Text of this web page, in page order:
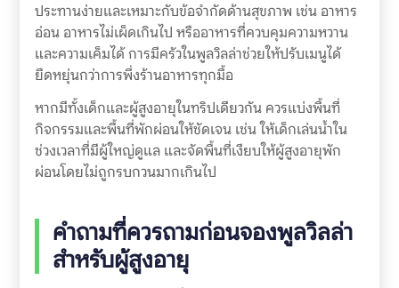
ประทานง่ายและเหมาะกับข้อจำกัดด้านสุขภาพ เช่น อาหาร
อ่อน อาหารไม่เผ็ดเกินไป หรืออาหารที่ควบคุมความหวาน
และความเค็มได้ การมีครัวในพูลวิลล่าช่วยให้ปรับเมนูได้
ยืดหยุ่นกว่าการพึ่งร้านอาหารทุกมื้อ
หากมีทั้งเด็กและผู้สูงอายุในทริปเดียวกัน ควรแบ่งพื้นที่
กิจกรรมและพื้นที่พักผ่อนให้ชัดเจน เช่น ให้เด็กเล่นน้ำใน
ช่วงเวลาที่มีผู้ใหญ่ดูแล และจัดพื้นที่เงียบให้ผู้สูงอายุพัก
ผ่อนโดยไม่ถูกรบกวนมากเกินไป
คำถามที่ควรถามก่อนจองพูลวิลล่า
สำหรับผู้สูงอายุ